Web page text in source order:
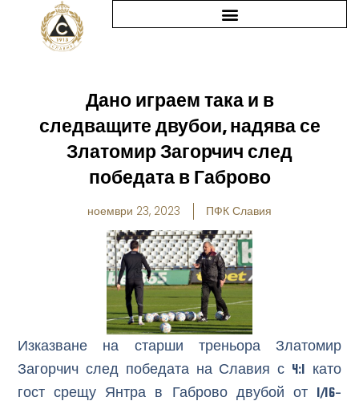
Дано играем така и в
следващите двубои, надява се
Златомир Загорчич след
победата в Габрово
ноември 23, 2023 ПФК Славия
Изказване на старши треньора Златомир
Загорчич след победата на Славия с 4:1 като
гост срещу Янтра в Габрово двубой от 1/16-